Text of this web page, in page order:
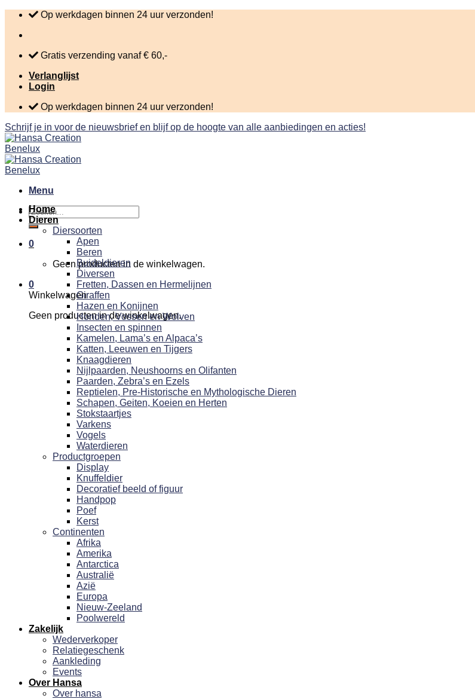
Skip
content
Op werkdagen binnen 24 uur verzonden!
Gratis verzending vanaf € 60,-
Verlanglijst
Login
Op werkdagen binnen 24 uur verzonden!
Schrijf je in voor de nieuwsbrief en blijf op de hoogte van alle aanbiedingen en acties!
Menu
Zoeken
naar:
0
Geen producten in de winkelwagen.
0
Winkelwagen
Geen producten in de winkelwagen.
Home
Dieren
Diersoorten
Apen
Beren
Buideldieren
Diversen
Fretten, Dassen en Hermelijnen
Giraffen
Hazen en Konijnen
Honden, Vossen en Wolven
Insecten en spinnen
Kamelen, Lama’s en Alpaca’s
Katten, Leeuwen en Tijgers
Knaagdieren
Nijlpaarden, Neushoorns en Olifanten
Paarden, Zebra’s en Ezels
Reptielen, Pre-Historische en Mythologische Dieren
Schapen, Geiten, Koeien en Herten
Stokstaartjes
Varkens
Vogels
Waterdieren
Productgroepen
Display
Knuffeldier
Decoratief beeld of figuur
Handpop
Poef
Kerst
Continenten
Afrika
Amerika
Antarctica
Australië
Azië
Europa
Nieuw-Zeeland
Poolwereld
Zakelijk
Wederverkoper
Relatiegeschenk
Aankleding
Events
Over Hansa
Over hansa